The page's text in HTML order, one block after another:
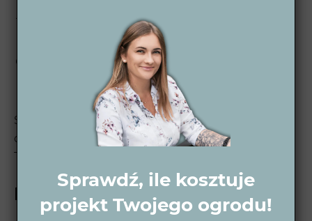
szczegółowy plan, gotowy do samodzielnej
realizacji lub z naszą pomocą.
Wsparcie po zakończeniu – zawsze jesteśmy do
dyspozycji, by udzielić wskazówek dotyczących
pielęgnacji ogrodu.
Sprawdź nasz proces projektowy ogrodu
dowiedzieć się, jak krok po kroku realizujemy
Twoje marzenia o idealnym ogrodzie.
Kilka słów o Wytwórni Zieleni
Sprawdź, ile kosztuje
projekt Twojego ogrodu!